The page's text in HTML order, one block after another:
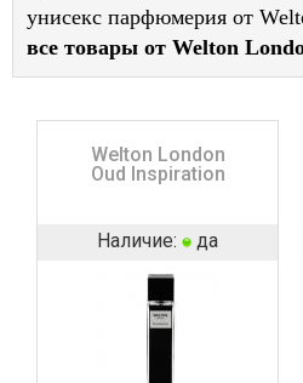
унисекс парфюмерия от
все товары от Welton
Welton London
Oud Inspiration
Наличие: да